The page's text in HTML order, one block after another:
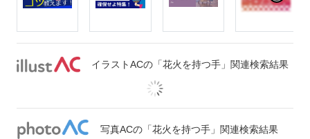
イラストACの「花火を持つ手」関連検索結果
写真ACの「花火を持つ手」関連検索結果